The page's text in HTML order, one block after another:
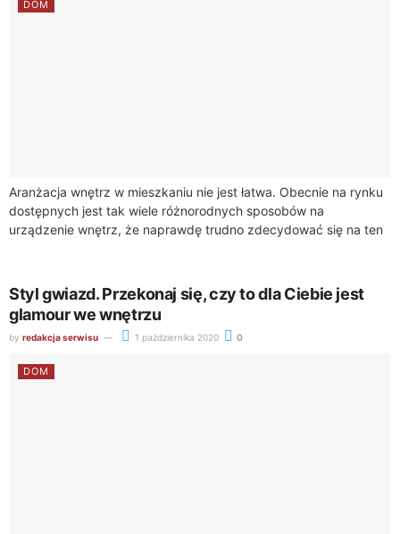
DOM
Aranżacja wnętrz w mieszkaniu nie jest łatwa. Obecnie na rynku
dostępnych jest tak wiele różnorodnych sposobów na
urządzenie wnętrz, że naprawdę trudno zdecydować się na ten
Styl gwiazd. Przekonaj się, czy to dla Ciebie jest
glamour we wnętrzu
by redakcja serwisu 1 października 2020 0
DOM